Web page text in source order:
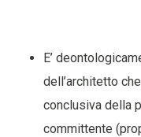
E’
dell’architetto
conclusiva della
committente